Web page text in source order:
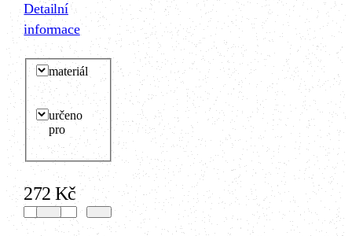
Detailní
informace
materiál
určeno
pro
272 Kč